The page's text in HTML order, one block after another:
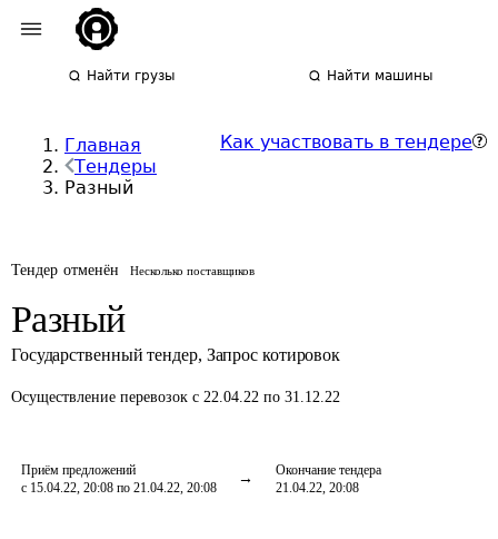
Найти грузы Найти машины
Главная
Тендеры
Разный
Как участвовать в тендере
Тендер отменён Несколько поставщиков
Разный
Государственный тендер, Запрос котировок
Осуществление перевозок с 22.04.22 по 31.12.22
Приём предложений
с 15.04.22, 20:08 по 21.04.22, 20:08
Окончание тендера
21.04.22, 20:08